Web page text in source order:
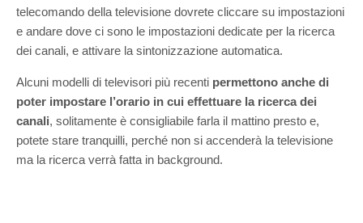
telecomando della televisione dovrete cliccare su impostazioni
e andare dove ci sono le impostazioni dedicate per la ricerca
dei canali, e attivare la sintonizzazione automatica.
Alcuni modelli di televisori più recenti permettono anche di
poter impostare l’orario in cui effettuare la ricerca dei
canali, solitamente è consigliabile farla il mattino presto e,
potete stare tranquilli, perché non si accenderà la televisione
ma la ricerca verrà fatta in background.